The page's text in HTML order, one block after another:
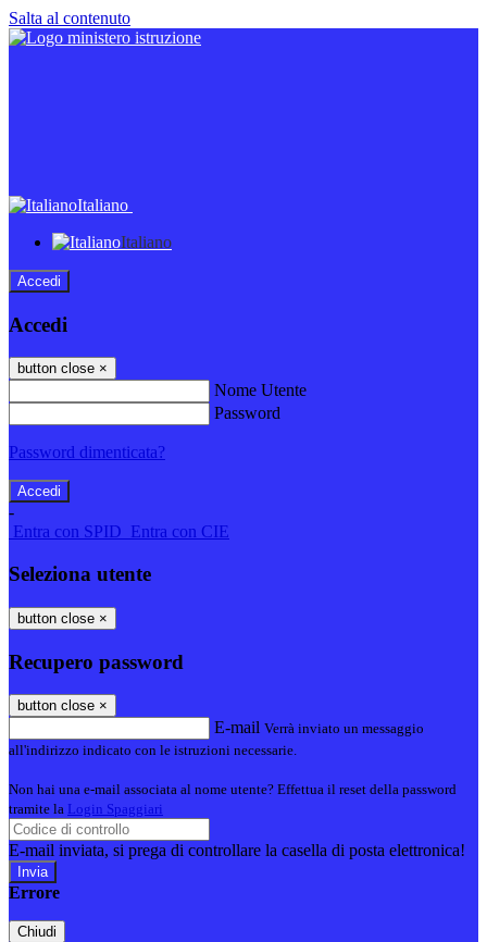
Salta al contenuto
Italiano
Italiano
Accedi
Accedi
button close ×
Nome Utente
Password
Password dimenticata?
-
Entra con SPID Entra con CIE
Seleziona utente
button close ×
Recupero password
button close ×
E-mail Verrà inviato un messaggio
all'indirizzo indicato con le istruzioni necessarie.
Non hai una e-mail associata al nome utente? Effettua il reset della password
tramite la Login Spaggiari
E-mail inviata, si prega di controllare la casella di posta elettronica!
Errore
Chiudi